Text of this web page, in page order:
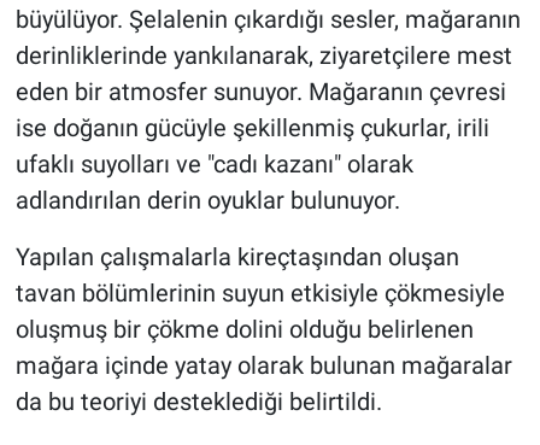
büyülüyor. Şelalenin çıkardığı sesler, mağaranın
derinliklerinde yankılanarak, ziyaretçilere mest
eden bir atmosfer sunuyor. Mağaranın çevresi
ise doğanın gücüyle şekillenmiş çukurlar, irili
ufaklı suyolları ve "cadı kazanı" olarak
adlandırılan derin oyuklar bulunuyor.
Yapılan çalışmalarla kireçtaşından oluşan
tavan bölümlerinin suyun etkisiyle çökmesiyle
oluşmuş bir çökme dolini olduğu belirlenen
mağara içinde yatay olarak bulunan mağaralar
da bu teoriyi desteklediği belirtildi.